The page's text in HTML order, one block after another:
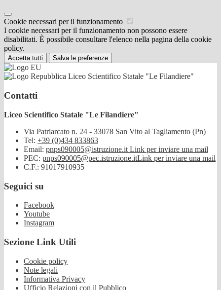
Cookie necessari per il funzionamento
I cookie necessari per il funzionamento non possono essere
disabilitati. È possibile consultare l'elenco nella pagina della cookie
policy.
Accetta tutti Salva le preferenze
Liceo Scientifico Statale "Le Filandiere"
Contatti
Liceo Scientifico Statale "Le Filandiere"
Via Patriarcato n. 24 - 33078 San Vito al Tagliamento (Pn)
Tel: +39 (0)434 833863
Email: pnps090005@istruzione.it Link per inviare una mail
PEC: pnps090005@pec.istruzione.itLink per inviare una mail
C.F.: 91017910935
Seguici su
Facebook
Youtube
Instagram
Sezione Link Utili
Cookie policy
Note legali
Informativa Privacy
Ufficio Relazioni con il Pubblico